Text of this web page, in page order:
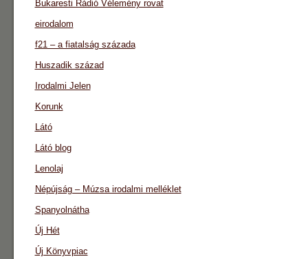
Bukaresti Rádió Vélemény rovat
eirodalom
f21 – a fiatalság százada
Huszadik század
Irodalmi Jelen
Korunk
Látó
Látó blog
Lenolaj
Népújság – Múzsa irodalmi melléklet
Spanyolnátha
Új Hét
Új Könyvpiac